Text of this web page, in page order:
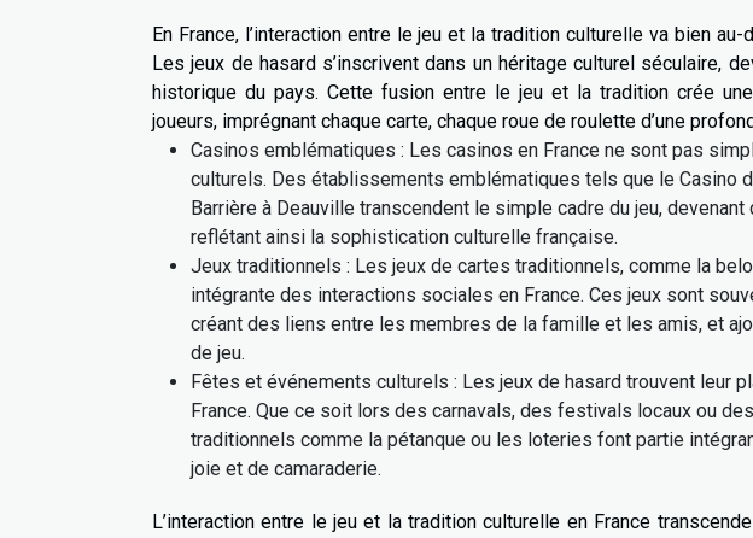
En France, l’interaction entre le jeu et la tradition culturelle va bien
Les jeux de hasard s’inscrivent dans un héritage culturel séculaire,
historique du pays. Cette fusion entre le jeu et la tradition crée
joueurs, imprégnant chaque carte, chaque roue de roulette d’une
Casinos emblématiques : Les casinos en France ne sont pas
culturels. Des établissements emblématiques tels que le Casino
Barrière à Deauville transcendent le simple cadre du jeu,
reflétant ainsi la sophistication culturelle française.
Jeux traditionnels : Les jeux de cartes traditionnels, comme la
intégrante des interactions sociales en France. Ces jeux sont
créant des liens entre les membres de la famille et les amis, et
de jeu.
Fêtes et événements culturels : Les jeux de hasard trouvent leur
France. Que ce soit lors des carnavals, des festivals locaux ou
traditionnels comme la pétanque ou les loteries font partie
joie et de camaraderie.
L’interaction entre le jeu et la tradition culturelle en France